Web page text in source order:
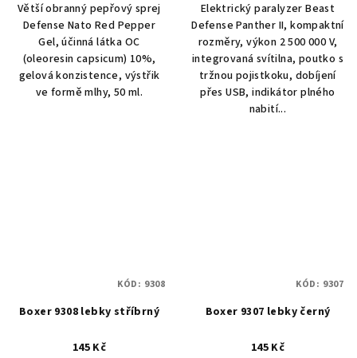
Větší obranný pepřový sprej
Defense Nato Red Pepper
Gel, účinná látka OC
(oleoresin capsicum) 10%,
gelová konzistence, výstřik
ve formě mlhy, 50 ml.
Elektrický paralyzer Beast
Defense Panther II, kompaktní
rozměry, výkon 2 500 000 V,
integrovaná svítilna, poutko s
tržnou pojistkoku, dobíjení
přes USB, indikátor plného
nabití...
Boxer 9308 lebky stříbrný
145 Kč
KÓD: 9308
Boxer 9307 lebky černý
145 Kč
KÓD: 9307